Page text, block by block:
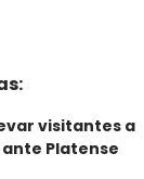
visitantes a
Platense